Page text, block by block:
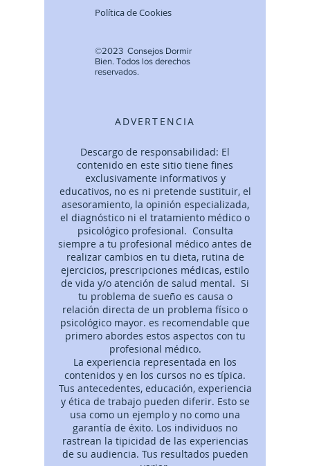
Política de Cookies
©2023 Consejos Dormir
Bien. Todos los derechos
reservados.
ADVERTENCIA
Descargo de responsabilidad: El
contenido en este sitio tiene fines
exclusivamente informativos y
educativos, no es ni pretende sustituir, el
asesoramiento, la opinión especializada,
el diagnóstico ni el tratamiento médico o
psicológico profesional. Consulta
siempre a tu profesional médico antes de
realizar cambios en tu dieta, rutina de
ejercicios, prescripciones médicas, estilo
de vida y/o atención de salud mental. Si
tu problema de sueño es causa o
relación directa de un problema físico o
psicológico mayor. es recomendable que
primero abordes estos aspectos con tu
profesional médico.
La experiencia representada en los
contenidos y en los cursos no es típica.
Tus antecedentes, educación, experiencia
y ética de trabajo pueden diferir. Esto se
usa como un ejemplo y no como una
garantía de éxito. Los individuos no
rastrean la tipicidad de las experiencias
de su audiencia. Tus resultados pueden